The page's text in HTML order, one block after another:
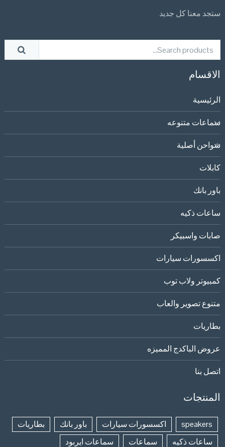
ستجد معنا كل جديد
الاقسام
الرئيسية
سماعات متنوعه
شواحن أصلية
كابلات
باور بانك
ساعات ذكيه
صابات واسبيكر
اكسسورات سيارات
كمبيوتر ولاب توب
متنوع تصوير والعاب
بطاريات
عروض الباكدج المميزه
اتصل بنا
المنتجات
speakers اكسسورات سيارات باور بانك
بطاريات
ساعات ذكيه
سماعات سماعات ايربود